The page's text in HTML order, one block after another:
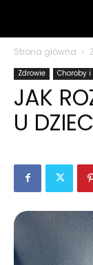
Strona główna
Zdrowie Choroby i
JAK
U